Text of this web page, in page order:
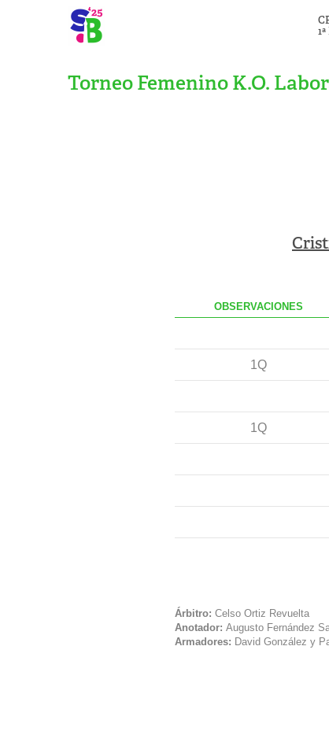
Torneo Femenino K.O.
OBS ERVACIONES
1Q
1Q
Árbitro: Celso Ortiz Revuelta
Anotador: Augusto Fernández
Armadores: David González y